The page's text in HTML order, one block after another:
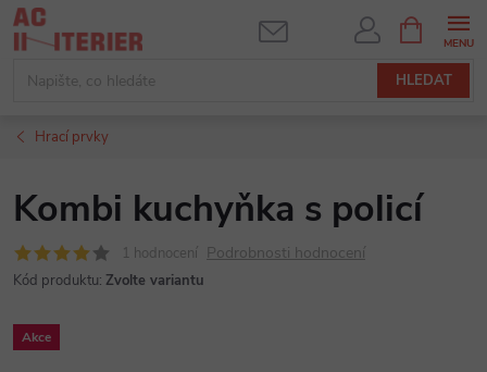
Přejít
na
HLEDAT
NÁKUPNÍ
KOŠÍK
Hrací prvky
Kombi kuchyňka s policí
1 hodnocení Podrobnosti hodnocení
Kód produktu: Zvolte variantu
Akce